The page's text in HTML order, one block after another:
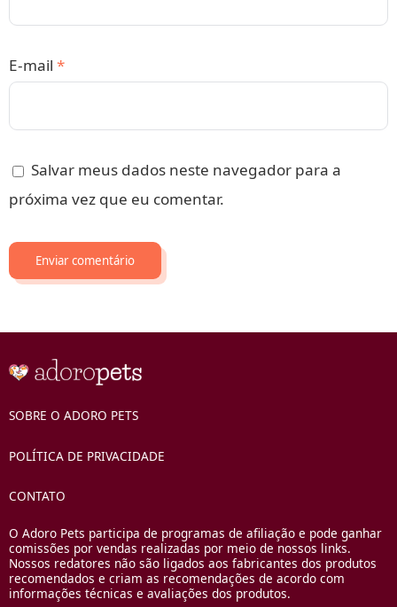
E-mail *
Salvar meus dados neste navegador para a
próxima vez que eu comentar.
SOBRE O ADORO PETS
POLÍTICA DE PRIVACIDADE
CONTATO
O Adoro Pets participa de programas de afiliação e pode ganhar
comissões por vendas realizadas por meio de nossos links.
Nossos redatores não são ligados aos fabricantes dos produtos
recomendados e criam as recomendações de acordo com
informações técnicas e avaliações dos produtos.